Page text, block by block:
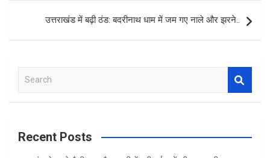
k
p
उत्तराखंड में बढ़ी ठंड: बदरीनाथ धाम में जम गए नाले और झरने..
a
c
Recent Posts